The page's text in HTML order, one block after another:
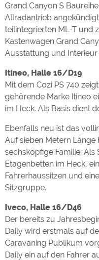
Grand Canyon S
Allradantrieb
teilintegrierten ML-T und
Kastenwagen Grand
Ausstattung und
Itineo, Halle 16/D19
Mit dem Cozi PS 740
gehörende Marke Itineo
im Heck. Als Basis dient
Ebenfalls neu ist das
Auf sieben Metern Länge
sechsköpfige Familie.
Etagenbetten im Heck,
Fahrerhaussitzen und
Sitzgruppe.
Iveco, Halle 16/D46
Der bereits zu
Daily wird erstmals auf
Caravaning Publikum
Daily ein auf den Fahrer